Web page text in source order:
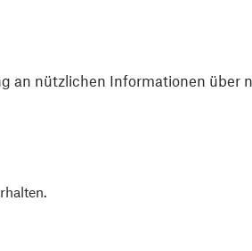
an nützlichen Informationen über